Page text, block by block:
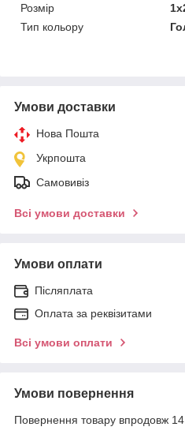
Розмір
Тип кольору
Умови доставки
Нова Пошта
Укрпошта
Самовивіз
Всі умови доставки
Умови оплати
Післяплата
Оплата за реквізитами
Всі умови оплати
Умови повернення
Повернення товару впродовж 14